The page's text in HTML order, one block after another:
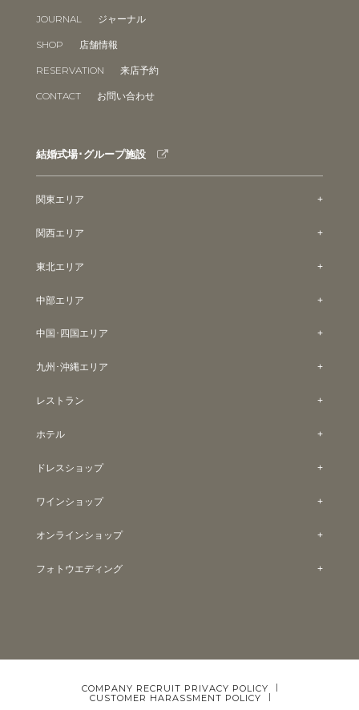
JOURNAL ジャーナル
SHOP 店舗情報
RESERVATION 来店予約
CONTACT お問い合わせ
結婚式場･グループ施設
関東エリア
関西エリア
東北エリア
中部エリア
中国･四国エリア
九州･沖縄エリア
レストラン
ホテル
ドレスショップ
ワインショップ
オンラインショップ
フォトウエディング
COMPANY RECRUIT PRIVACY POLICY
CUSTOMER HARASSMENT POLICY